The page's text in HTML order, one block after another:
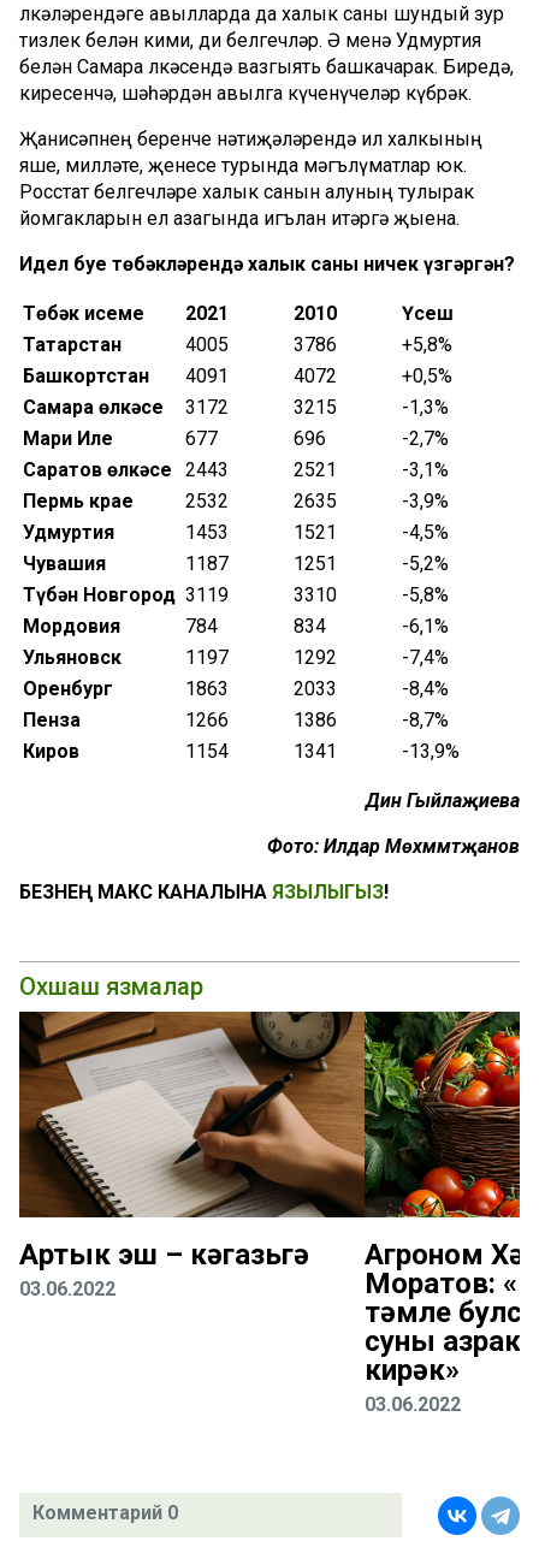
өлкәләрендәге авылларда да халык саны шундый зур
тизлек белән кими, ди белгечләр. Ә менә Удмуртия
белән Самара өлкәсендә вазгыять башкачарак. Биредә,
киресенчә, шәһәрдән авылга күченүчеләр күбрәк.
Җанисәпнең беренче нәтиҗәләрендә ил халкының
яше, милләте, җенесе турында мәгълүматлар юк.
Росстат белгечләре халык санын алуның тулырак
йомгакларын ел азагында игълан итәргә җыена.
Идел буе төбәкләрендә халык саны ничек үзгәргән?
Төбәк исеме 2021 2010
Үсеш
Татарстан
4005 3786
+5,8%
Башкортстан
4091 4072
+0,5%
Самара өлкәсе
3172 3215
-1,3%
Мари Иле
677 696
-2,7%
Саратов өлкәсе
2443 2521
-3,1%
Пермь крае 2532 2635
-3,9%
Удмуртия
1453 1521
-4,5%
Чувашия
1187 1251
-5,2%
Түбән Новгород 3119 3310
-5,8%
Мордовия
784 834
-6,1%
Ульяновск 1197 1292
-7,4%
Оренбург
1863 2033
-8,4%
Пенза
1266 1386
-8,7%
Киров
1154 1341 -13,9%
Динә Гыйлаҗиева
Фото: Илдар Мөхәммәтҗанов
БЕЗНЕҢ МАКС КАНАЛЫНА ЯЗЫЛЫГЫЗ!
Охшаш язмалар
Артык эш – кәгазьгә
03.06.2022
Агроном
Моратов:
тәмле
суны азрак
кирәк»
03.06.2022
Комментарий 0